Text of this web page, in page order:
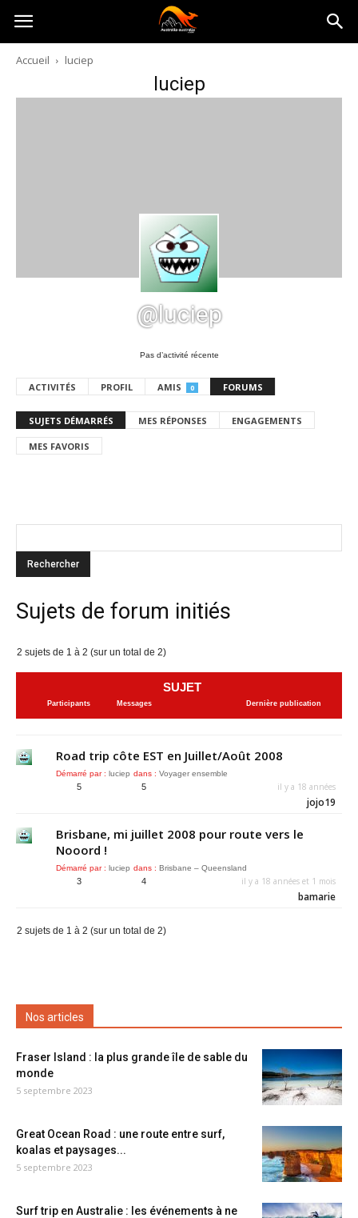
Australia-
australie.com
Accueil luciep
luciep
@luciep
Pas d’activité récente
ACTIVITÉS PROFIL AMIS 0 FORUMS
SUJETS DÉMARRÉS MES RÉPONSES ENGAGEMENTS
MES FAVORIS
Sujets de forum initiés
2 sujets de 1 à 2 (sur un total de 2)
SUJET
Participants Messages Dernière publication
Road trip côte EST en Juillet/Août 2008
Démarré par : luciep dans : Voyager ensemble
5 5 il y a 18 années
jojo19
Brisbane, mi juillet 2008 pour route vers le
Nooord !
Démarré par : luciep dans : Brisbane – Queensland
3 4 il y a 18 années et 1 mois
bamarie
2 sujets de 1 à 2 (sur un total de 2)
Nos articles
Fraser Island : la plus grande île de sable du
monde
5 septembre 2023
Great Ocean Road : une route entre surf,
koalas et paysages...
5 septembre 2023
Surf trip en Australie : les événements à ne